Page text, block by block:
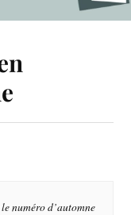
numéro d’automne